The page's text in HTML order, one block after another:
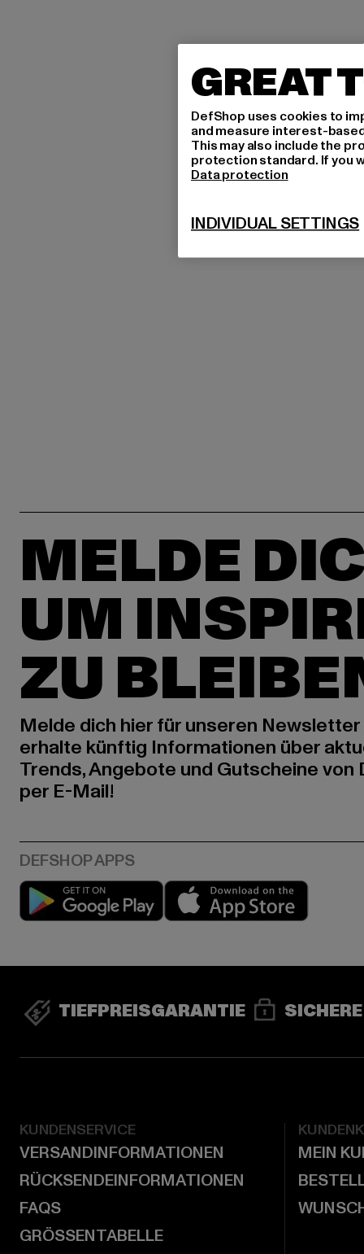
MELDE
UM
ZU
Melde dich hier für unseren Newsletter
erhalte künftig Informationen über
Trends, Angebote und Gutscheine von
per E-Mail!
Play market
TIEFPREISGARANTIE
KUNDENSERVICE
VERSANDINFORMATIONEN
RÜCKSENDEINFORMATIONEN
FAQS
GRÖSSENTABELLE
MEIN
GREAT
DefShop uses cookies to
and measure interest-
This may also include the
protection standard. If you
Data protection
INDIVIDUAL SETTINGS